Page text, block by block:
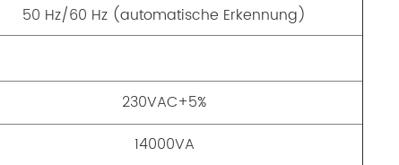
50 Hz/60 Hz (automatische Erkennung)
230VAC+5%
14000VA